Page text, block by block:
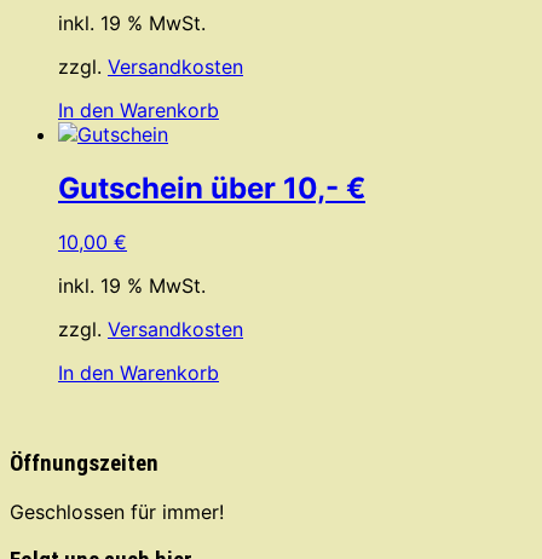
inkl. 19 % MwSt.
zzgl. Versandkosten
In den Warenkorb
Gutschein über 10,- €
10,00 €
inkl. 19 % MwSt.
zzgl. Versandkosten
In den Warenkorb
Öffnungszeiten
Geschlossen für immer!